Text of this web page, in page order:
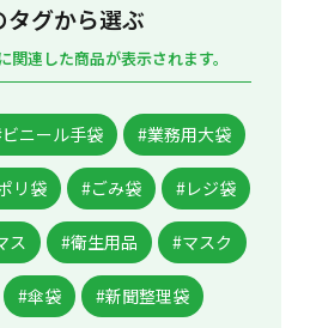
タグから選ぶ
関連した商品が表示されます。
ニール手袋 #業務用大袋
リ袋 #ごみ袋 #レジ袋
ス #衛生用品 #マスク
#傘袋 #新聞整理袋